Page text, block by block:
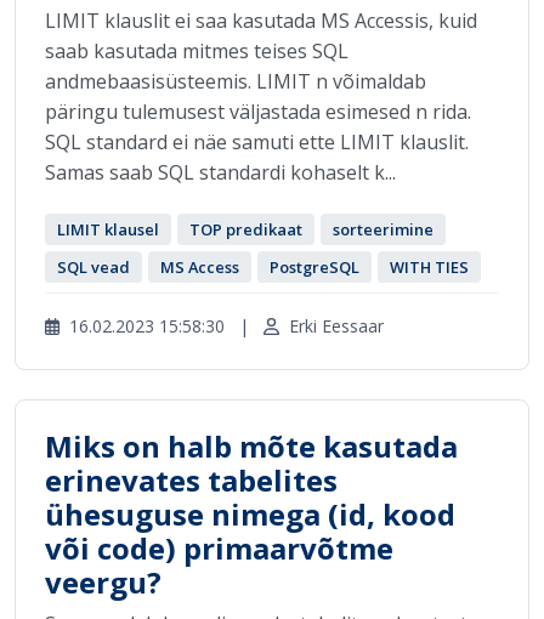
LIMIT klauslit ei saa kasutada MS Accessis, kuid
saab kasutada mitmes teises SQL
andmebaasisüsteemis. LIMIT n võimaldab
päringu tulemusest väljastada esimesed n rida.
SQL standard ei näe samuti ette LIMIT klauslit.
Samas saab SQL standardi kohaselt k...
LIMIT klausel TOP predikaat
sorteerimine
SQL vead
MS Access PostgreSQL WITH TIES
16.02.2023 15:58:30 | Erki Eessaar
Miks on halb mõte kasutada
erinevates tabelites
ühesuguse nimega (id, kood
või code) primaarvõtme
veergu?